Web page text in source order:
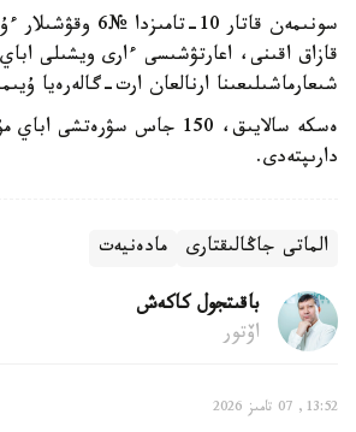
سونىمەن قاتار 10-
قازاق اقىنى، اعارتۋشىسى ءارى ويشىلى
شىعارماشىلىعىنا ارنالعان ارت-گالەرەيا
ەسكە سالايىق، 150 جاس
دارىپتەدى.
الماتى جاڭالىقتارى مادەنيەت
باقىتجول كاكەش
اۆتور
13:52, 07 تامىز 2026